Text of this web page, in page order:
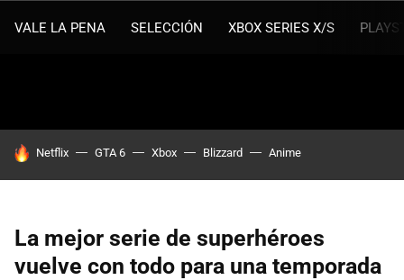
VALE LA PENA SELECCIÓN XBOX SERIES X/S
HOY SE HABLA DE
Netflix GTA 6 Xbox Blizzard Anime
La mejor serie de superhéroes
vuelve con todo para una temporada